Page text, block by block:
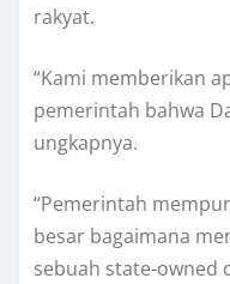
rakyat.
“Kami memberikan
pemerintah bahwa
ungkapnya.
“Pemerintah
besar bagaimana
sebuah state-owned